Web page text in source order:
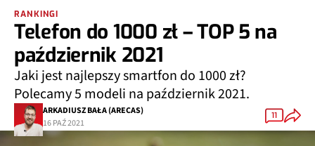
RANKINGI
Telefon do 1000 zł – TOP 5 na
październik 2021
Jaki jest najlepszy smartfon do 1000 zł?
Polecamy 5 modeli na październik 2021.
ARKADIUSZ BAŁA (ARECAS)
16 PAŹ 2021
11